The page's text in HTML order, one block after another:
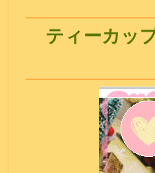
ティーカッ